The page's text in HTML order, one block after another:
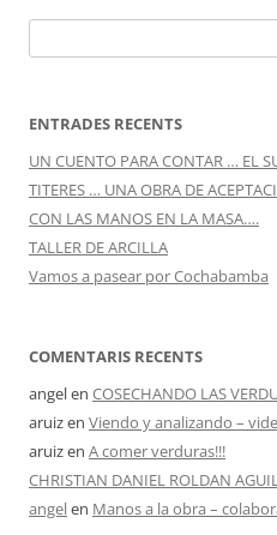
ENTRADES RECENTS
UN CUENTO PARA CONTAR … EL
TITERES … UNA OBRA DE
CON LAS MANOS EN LA MASA….
TALLER DE ARCILLA
Vamos a pasear por Cochabamba
COMENTARIS RECENTS
angelen COSECHANDO LAS
aruizen Viendo y analizando –
aruizen A comer verduras!!!
CHRISTIAN DANIEL ROLDAN
angelen Manos a la obra –